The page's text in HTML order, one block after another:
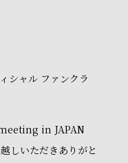
シャル ファンクラ
in JAPAN
しいただきありがと